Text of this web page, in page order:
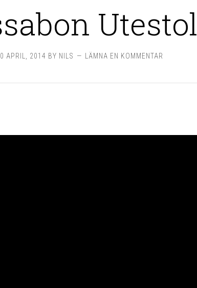
Utestol
APRIL, 2014 BY NILS LÄMNA EN KOMMENTAR